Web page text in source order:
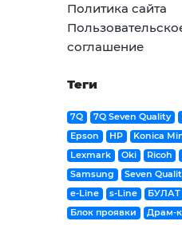
Политика сайта
соглашение
Теги
7Q 7Q Seven Quality
Epson
HP Konica
Lexmark
Oki Ricoh
Samsung
Seven
e-Line
s-Line БУЛАТ
Блок проявки
Драм-